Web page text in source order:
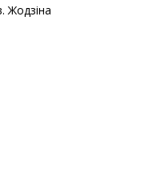
Жодзіна